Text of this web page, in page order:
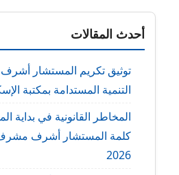
مشرف
وحلول
لتعزيز
الالتزام
أحدث المقالات
توثيق تكريم المستشار
التنمية المستدامة بمكتبة
المخاطر القانونية في بداية
كلمة المستشار أشرف مشرف
2026